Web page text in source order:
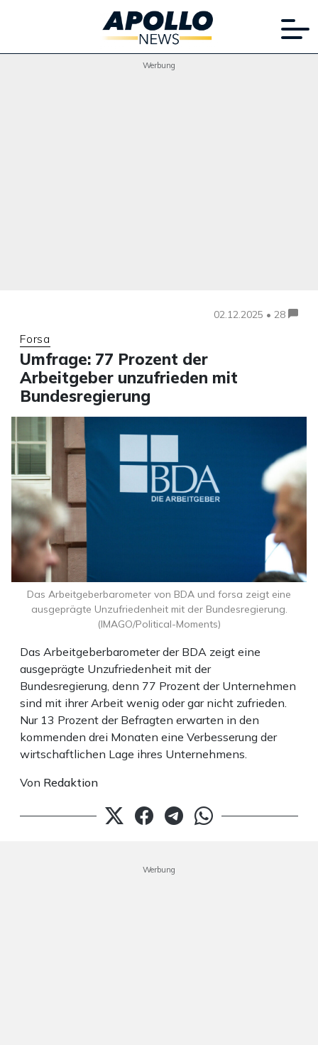
Werbung
02.12.2025 • 28
Forsa
Umfrage: 77 Prozent der
Arbeitgeber unzufrieden mit
Bundesregierung
Das Arbeitgeberbarometer der BDA zeigt eine
ausgeprägte Unzufriedenheit mit der
Bundesregierung, denn 77 Prozent der Unternehmen
sind mit ihrer Arbeit wenig oder gar nicht zufrieden.
Nur 13 Prozent der Befragten erwarten in den
kommenden drei Monaten eine Verbesserung der
wirtschaftlichen Lage ihres Unternehmens.
Von Redaktion
Das Arbeitgeberbarometer von BDA und forsa zeigt eine
ausgeprägte Unzufriedenheit mit der Bundesregierung.
(IMAGO/Political-Moments)
Werbung